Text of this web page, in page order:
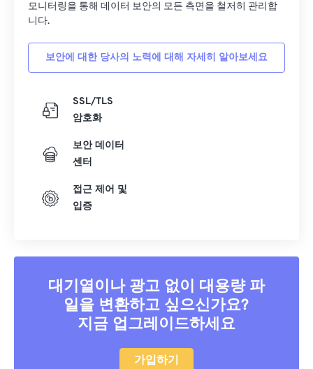
모니터링을 통해 데이터 보안의 모든 측면을 철저히 관리합
니다.
보안에 대한 당사의 노력에 대해 자세히 알아보세요
SSL/TLS
암호화
보안 데이터
센터
접근 제어 및
입증
대기열이나 광고 없이 대용량 파
일을 변환하고 싶으신가요?
지금 업그레이드하세요
가입하기